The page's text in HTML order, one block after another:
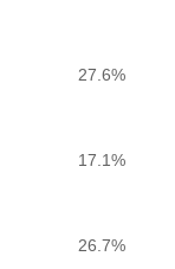
27.6%
17.1%
26.7%